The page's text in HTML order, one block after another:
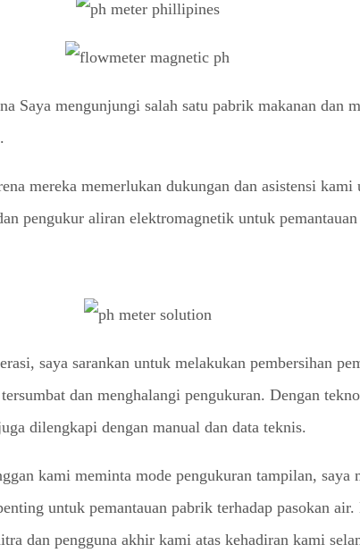
Saya mengunjungi salah satu pabrik makanan dan
mereka memerlukan dukungan dan asistensi
pengukur aliran elektromagnetik untuk
saya sarankan untuk melakukan pembersihan
dan menghalangi pengukuran. Dengan
dilengkapi dengan manual dan data teknis.
kami meminta mode pengukuran tampilan, saya
untuk pemantauan pabrik terhadap pasokan
dan pengguna akhir kami atas kehadiran kami